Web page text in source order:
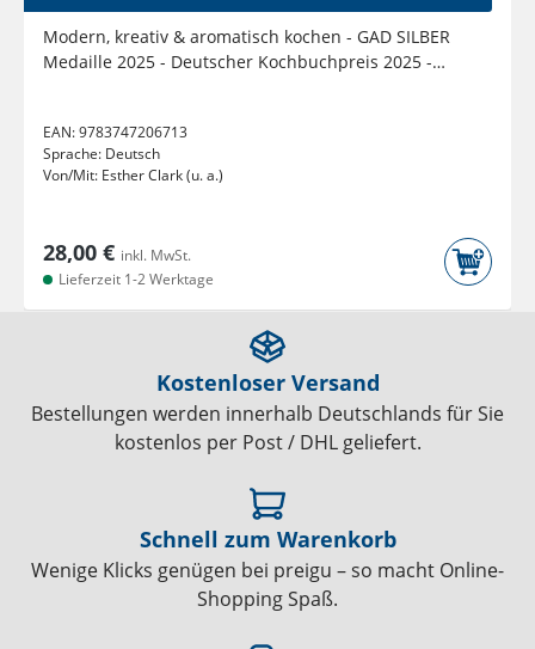
Modern, kreativ & aromatisch kochen - GAD SILBER
Medaille 2025 - Deutscher Kochbuchpreis 2025 -
EAN:9783747206713
Sprache: Deutsch
Von/Mit: Esther Clark (u. a.)
28,00 € inkl. MwSt.
Lieferzeit 1-2 Werktage
Kostenloser Versand
Bestellungen werden innerhalb Deutschlands für Sie
kostenlos per Post / DHL geliefert.
Schnell zum Warenkorb
Wenige Klicks genügen bei preigu – so macht Online-
Shopping Spaß.